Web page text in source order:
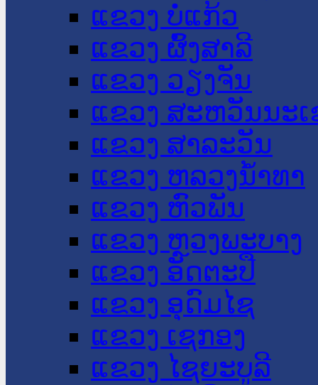
ແຂວງ ບໍ່ແກ້ວ
ແຂວງ ຜົ້ງສາລີ
ແຂວງ ວຽງຈັນ
ແຂວງ ສະຫວັນນະ
ແຂວງ ສາລະວັນ
ແຂວງ ຫລວງນໍ້າທາ
ແຂວງ ຫົວພັນ
ແຂວງ ຫຼວງພະບາງ
ແຂວງ ອັດຕະປື
ແຂວງ ອຸດົມໄຊ
ແຂວງ ເຊກອງ
ແຂວງ ໄຊຍະບູລີ